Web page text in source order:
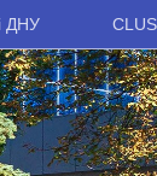
ДНУ